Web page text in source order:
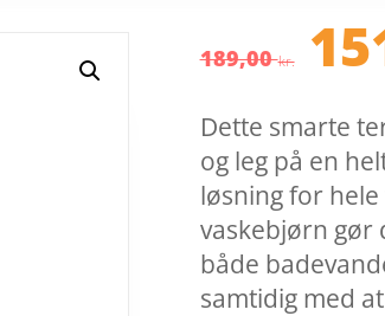
189,00kr.
pris
Dette smarte
og leg på en
løsning for
vaskebjørn gør
både
samtidig med